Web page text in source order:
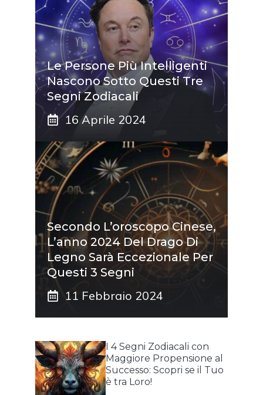
Le Persone Più Intelligenti
Nascono Sotto Questi Tre
Segni Zodiacali
16 Aprile 2024
Secondo L’oroscopo Cinese,
L’anno 2024 Del Drago Di
Legno Sarà Eccezionale Per
Questi 3 Segni
11 Febbraio 2024
I 4 Segni Zodiacali con
Maggiore Propensione al
Successo: Scopri se il Tuo
è tra Loro!